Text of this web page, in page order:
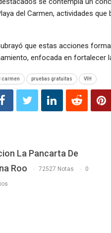
del Carmen, actividades
que estas acciones
enfocada en fortalecer
carmen pruebas gratuitas VIH
La Pancarta De
Roo
72527 Notas 0